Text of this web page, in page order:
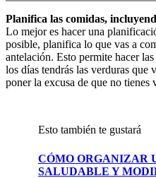
Planifica las comidas,
Lo mejor es hacer una
posible, planifica lo que vas a
antelación. Esto permite hacer
los días tendrás las verduras que
poner la excusa de que no tienes
Esto también te gustará
CÓMO ORGANIZAR
SALUDABLE Y